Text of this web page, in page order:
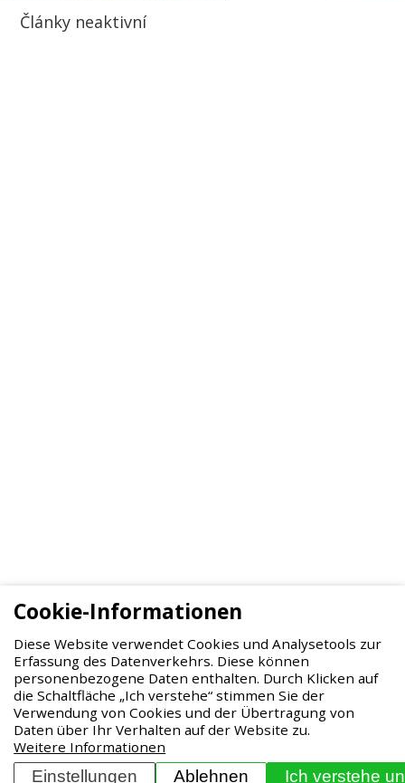
Články neaktivní
A-tradi s.r.o.
Mgr. Martina Vaskova
Havlickovo nám. 99, 380 01 Dacice
Tschechische Republik
Cookie-Informationen
Diese Website verwendet Cookies und Analysetools zur
Erfassung des Datenverkehrs. Diese können
personenbezogene Daten enthalten. Durch Klicken auf
die Schaltfläche „Ich verstehe“ stimmen Sie der
Verwendung von Cookies und der Übertragung von
Daten über Ihr Verhalten auf der Website zu.
Weitere Informationen
Einstellungen Ablehnen Ich verstehe